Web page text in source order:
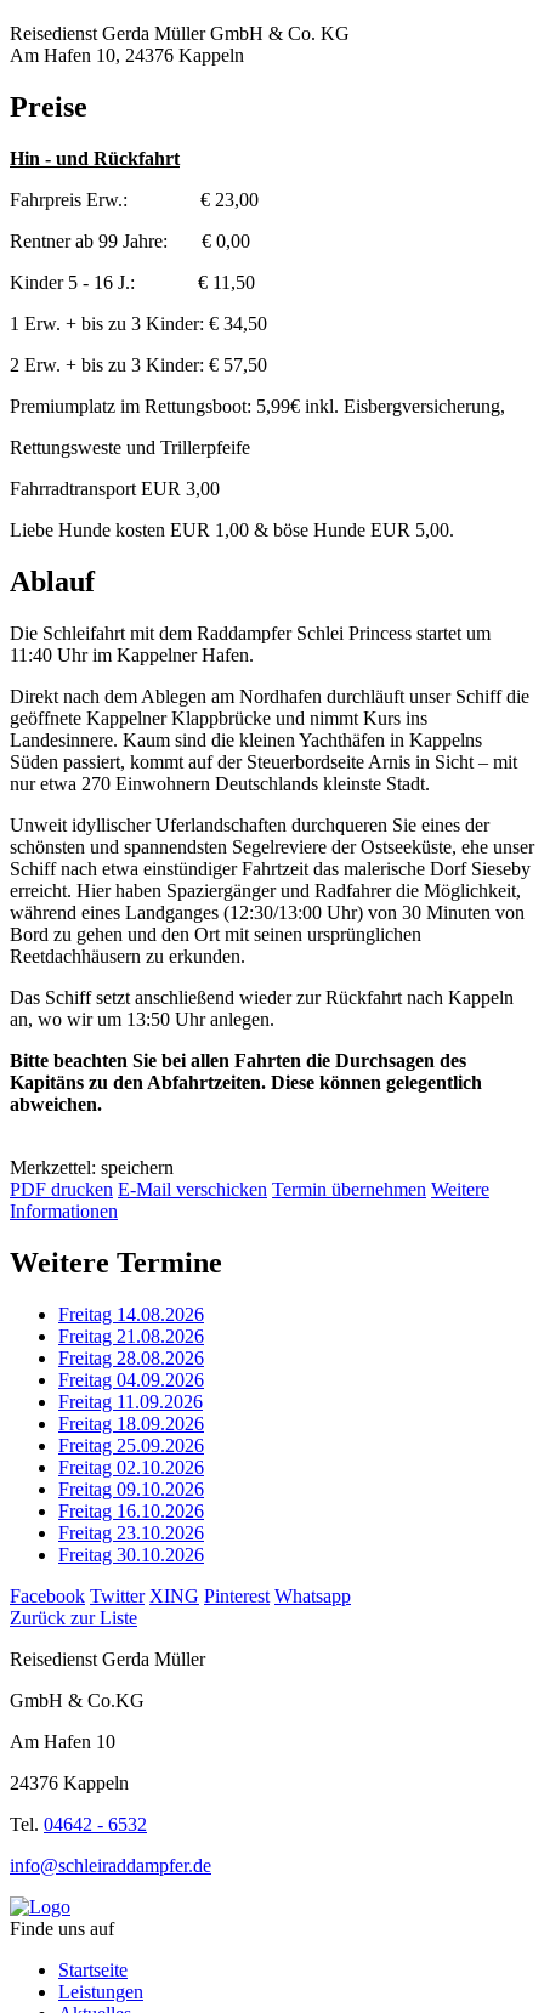
Reisedienst Gerda Müller GmbH & Co. KG
Am Hafen 10, 24376 Kappeln
Preise
Hin - und Rückfahrt
Fahrpreis Erw.: € 23,00
Rentner ab 99 Jahre: € 0,00
Kinder 5 - 16 J.: € 11,50
1 Erw. + bis zu 3 Kinder: € 34,50
2 Erw. + bis zu 3 Kinder: € 57,50
Premiumplatz im Rettungsboot: 5,99€ inkl. Eisbergversicherung,
Rettungsweste und Trillerpfeife
Fahrradtransport EUR 3,00
Liebe Hunde kosten EUR 1,00 & böse Hunde EUR 5,00.
Ablauf
Die Schleifahrt mit dem Raddampfer Schlei Princess startet um
11:40 Uhr im Kappelner Hafen.
Direkt nach dem Ablegen am Nordhafen durchläuft unser Schiff die
geöffnete Kappelner Klappbrücke und nimmt Kurs ins
Landesinnere. Kaum sind die kleinen Yachthäfen in Kappelns
Süden passiert, kommt auf der Steuerbordseite Arnis in Sicht – mit
nur etwa 270 Einwohnern Deutschlands kleinste Stadt.
Unweit idyllischer Uferlandschaften durchqueren Sie eines der
schönsten und spannendsten Segelreviere der Ostseeküste, ehe unser
Schiff nach etwa einstündiger Fahrtzeit das malerische Dorf Sieseby
erreicht. Hier haben Spaziergänger und Radfahrer die Möglichkeit,
während eines Landganges (12:30/13:00 Uhr) von 30 Minuten von
Bord zu gehen und den Ort mit seinen ursprünglichen
Reetdachhäusern zu erkunden.
Das Schiff setzt anschließend wieder zur Rückfahrt nach Kappeln
an, wo wir um 13:50 Uhr anlegen.
Bitte beachten Sie bei allen Fahrten die Durchsagen des
Kapitäns zu den Abfahrtzeiten. Diese können gelegentlich
abweichen.
Merkzettel: speichern
PDF drucken E-Mail verschicken Termin übernehmen Weitere
Informationen
Weitere Termine
Freitag 14.08.2026
Freitag 21.08.2026
Freitag 28.08.2026
Freitag 04.09.2026
Freitag 11.09.2026
Freitag 18.09.2026
Freitag 25.09.2026
Freitag 02.10.2026
Freitag 09.10.2026
Freitag 16.10.2026
Freitag 23.10.2026
Freitag 30.10.2026
Facebook Twitter XING Pinterest Whatsapp
Zurück zur Liste
Reisedienst Gerda Müller
GmbH & Co.KG
Am Hafen 10
24376 Kappeln
Tel. 04642 - 6532
info@schleiraddampfer.de
Finde uns auf
Startseite
Leistungen